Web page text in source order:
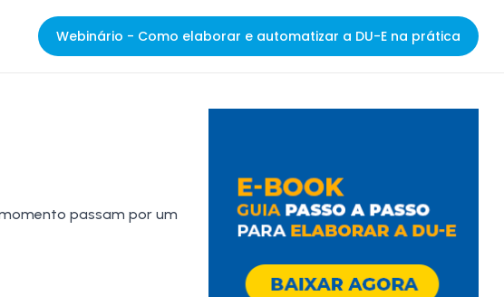
Webinário - Como elaborar e automatizar a DU-E na prática
passam por um